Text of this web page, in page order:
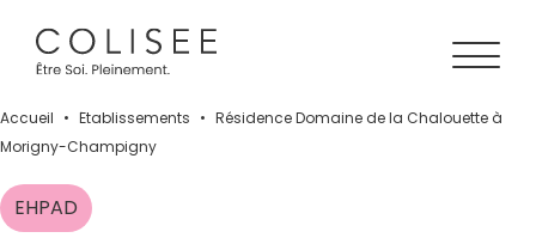
Accueil • Établissements • Résidence Domaine de la Chalouette à
Morigny-Champigny
EHPAD